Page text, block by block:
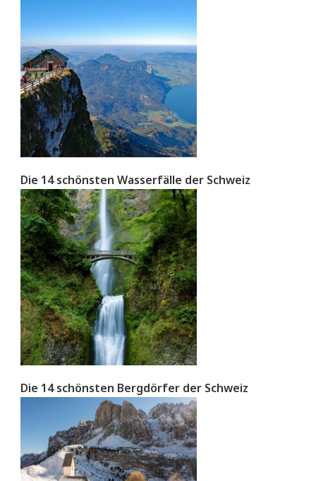
Die 14 schönsten Wasserfälle der Schweiz
Die 14 schönsten Bergdörfer der Schweiz